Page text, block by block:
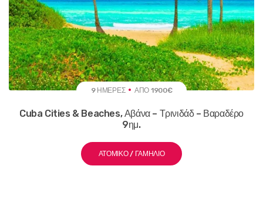
9 ΗΜΈΡΕΣ ΑΠΌ 1900€
Cuba Cities & Beaches, Αβάνα – Τρινιδάδ – Βαραδέρο
9ημ.
ΑΤΟΜΙΚΌ / ΓΑΜΉΛΙΟ